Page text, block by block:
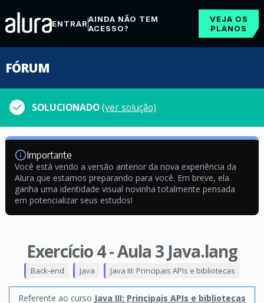
ENTRARAINDA NÃO TEM
ACESSO?
VEJA OS
PLANOS
FÓRUM
SOLUCIONADO(ver solução)
Importante
Você está vendo a versão anterior da nova experiência da
Alura que estamos preparando para você. Em breve, ela
ganha uma identidade visual novinha totalmente pensada
em potencializar seus estudos!
Exercício 4 - Aula 3 Java.lang
Back-end Java Java III: Principais APIs e bibliotecas
Referente ao curso Java III: Principais APIs e bibliotecas